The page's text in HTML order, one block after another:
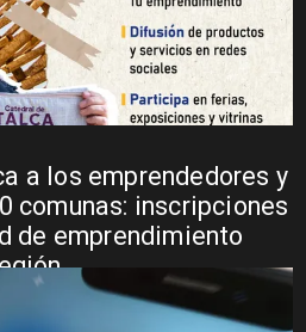
a los emprendedores y
comunas: inscripciones
de emprendimiento